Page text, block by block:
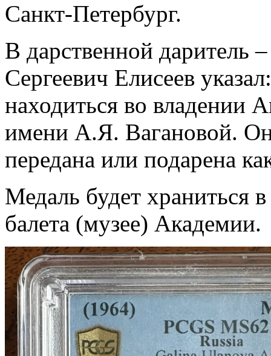
Санкт-Петербург.
В дарственной даритель
Сергеевич Елисеев
находиться во владении
имени А.Я. Вагановой.
передана или подарена
Медаль будет храниться
балета (музее) Академии.